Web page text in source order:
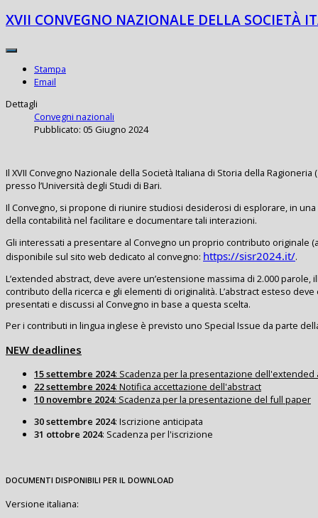
XVII CONVEGNO NAZIONALE DELLA SOCIETÀ
Stampa
Email
Dettagli
Convegni nazionali
Pubblicato: 05 Giugno 2024
Il XVII Convegno Nazionale della Società Italiana di Storia della Ragioneria (
presso l’Università degli Studi di Bari.
Il Convegno, si propone di riunire studiosi desiderosi di esplorare, in
della contabilità nel facilitare e documentare tali interazioni.
Gli interessati a presentare al Convegno un proprio contributo
disponibile sul sito web dedicato al convegno: https://sisr2024.it/.
L’extended abstract, deve avere un’estensione massima di 2.000
contributo della ricerca e gli elementi di originalità. L’abstract esteso
presentati e discussi al Convegno in base a questa scelta.
Per i contributi in lingua inglese è previsto uno Special Issue da parte
NEW deadlines
15 settembre 2024: Scadenza per la presentazione dell'extended
22 settembre 2024: Notifica accettazione dell'abstract
10 novembre 2024: Scadenza per la presentazione del full paper
30 settembre 2024: Iscrizione anticipata
31 ottobre 2024: Scadenza per l'iscrizione
DOCUMENTI DISPONIBILI PER IL DOWNLOAD
Versione italiana: